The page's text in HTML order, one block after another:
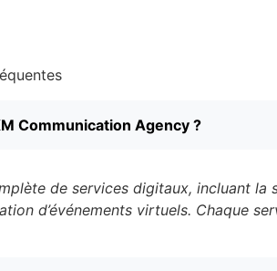
Communication Agency ?
de services digitaux, incluant
d’événements virtuels. Chaque